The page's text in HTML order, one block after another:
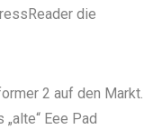
die
2 auf den Markt.
Eee Pad